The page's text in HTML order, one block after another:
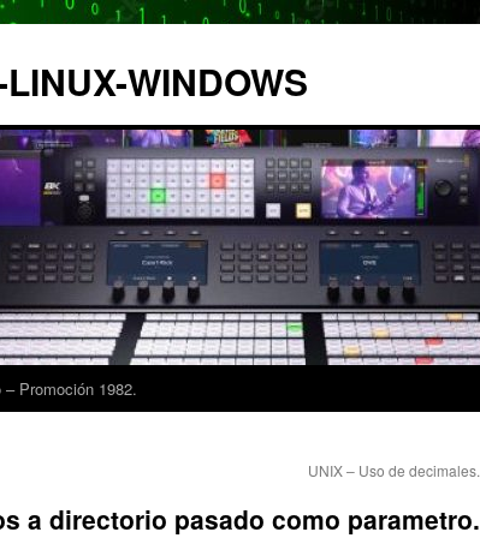
WINDOWS
Promoción 1982.
UNIX – Uso de decimales.
a directorio pasado como parametro.